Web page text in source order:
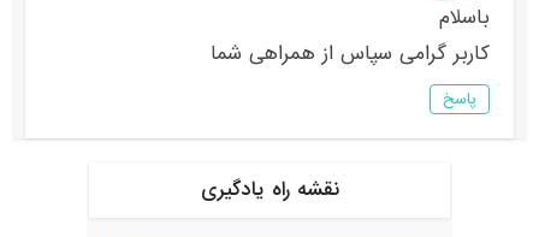
باسلام
کاربر گرامی سپاس از همراهی شما
پاسخ
نقشه راه یادگیری